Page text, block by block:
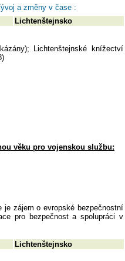
a změny v čase :
Lichtenštejnsko
Lichtenštejnské knížectví
věku pro vojenskou službu:
je zájem o evropské bezpečnostní
pro bezpečnost a spolupráci v
Lichtenštejnsko